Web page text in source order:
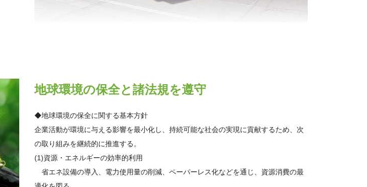
地球環境の保全と諸法規を遵守
◆地球環境の保全に関する基本方針
企業活動が環境に与える影響を最小化し、持続可能な社会の実現に貢献するため、次
の取り組みを継続的に推進する。
(1)資源・エネルギーの効率的利用
省エネ設備の導入、電力使用量の削減、ペーパーレス化などを通じ、資源消費の最